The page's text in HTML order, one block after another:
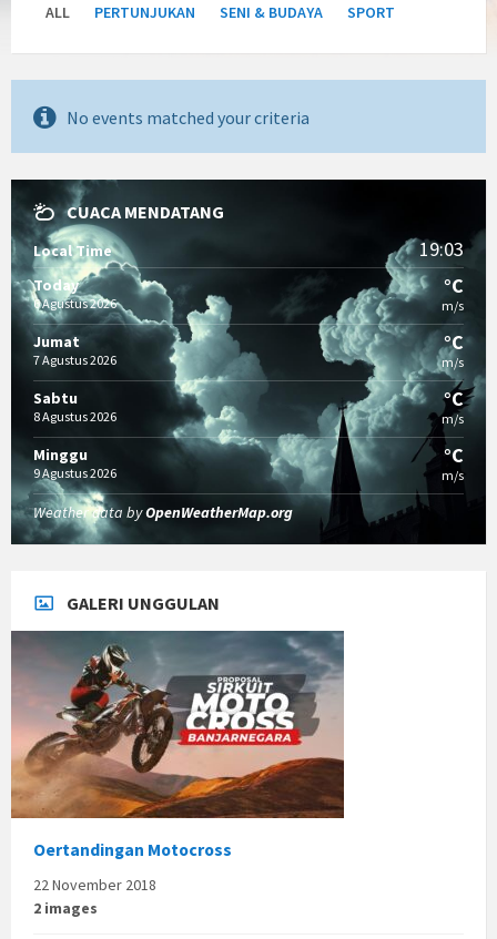
ALL PERTUNJUKAN SENI & BUDAYA SPORT
No events matched your criteria
CUACA MENDATANG
Local Time 19:03
Today
6 Agustus 2026
°C
m/s
Jumat
7 Agustus 2026
°C
m/s
Sabtu
8 Agustus 2026
°C
m/s
Minggu
9 Agustus 2026
°C
m/s
Weather data byOpenWeatherMap.org
GALERI UNGGULAN
Oertandingan Motocross
22 November 2018
2 images